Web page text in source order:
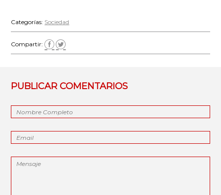
Categorías: Sociedad
Compartir:
PUBLICAR COMENTARIOS